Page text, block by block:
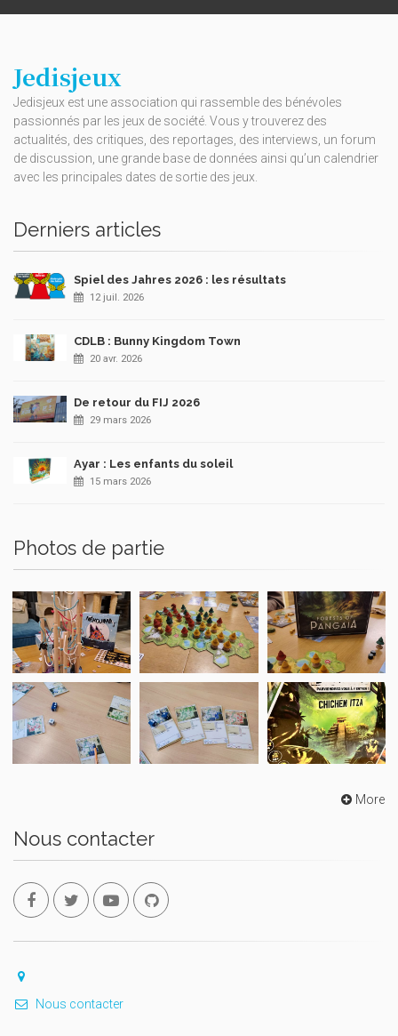
Jedisjeux
Jedisjeux est une association qui rassemble des bénévoles
passionnés par les jeux de société. Vous y trouverez des
actualités, des critiques, des reportages, des interviews, un forum
de discussion, une grande base de données ainsi qu’un calendrier
avec les principales dates de sortie des jeux.
Derniers articles
Spiel des Jahres 2026 : les résultats
12 juil. 2026
CDLB : Bunny Kingdom Town
20 avr. 2026
De retour du FIJ 2026
29 mars 2026
Ayar : Les enfants du soleil
15 mars 2026
Photos de partie
More
Nous contacter
Nous contacter